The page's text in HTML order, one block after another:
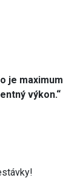
je maximum
výkon.“